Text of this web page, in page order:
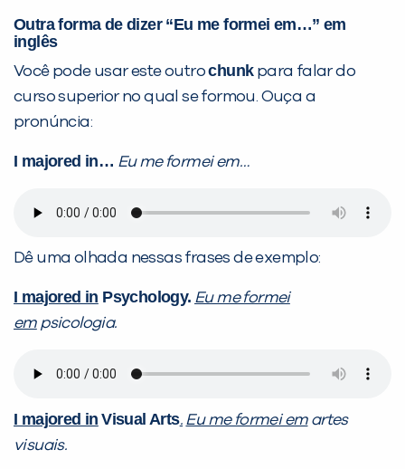
Outra forma de dizer “Eu me formei em…” em
inglês
Você pode usar este outrochunkpara falar do
curso superior no qual se formou. Ouça a
pronúncia:
I majored in… Eu me formei em…
Dê uma olhada nessas frases de exemplo:
I majored in Psychology. Eu me formei
empsicologia.
I majored in Visual Arts. Eu me formei emartes
visuais.